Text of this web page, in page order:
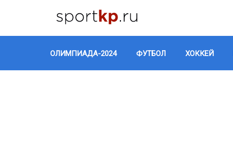
ОЛИМПИАДА-2024 ФУТБОЛ ХОККЕЙ